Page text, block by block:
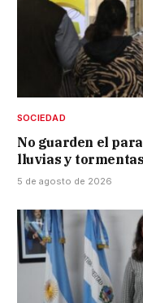
SOCIEDAD
No guarden el
lluvias y
5 de agosto de 2026